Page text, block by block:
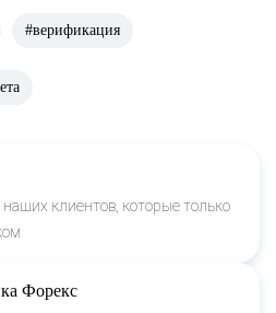
#верификация
клиентов, которые только
Форекс